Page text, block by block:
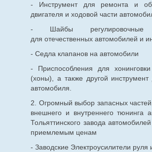
- Инструмент для ремонта и
двигателя и ходовой части
- Шайбы регулировочные
для отечественныхавтомобилей и
- Седла клапанов на автомобили
- Приспособления для
(хоны), а также другой
автомобиля.
2. Огромный выбор запасных
внешнего и внутреннего тюнинга
Тольяттинского завода
приемлемым ценам
- Заводские Электроусилители руля